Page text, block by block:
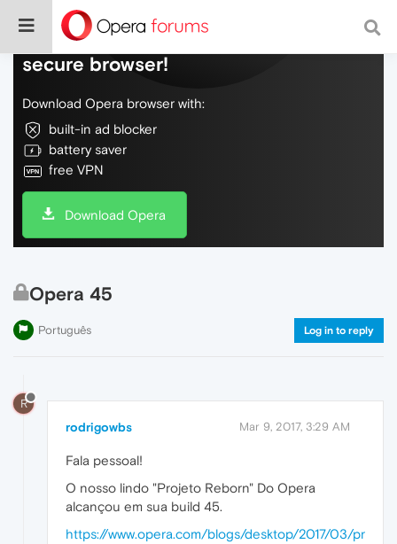
Do more on the web, with a fast and
secure browser!
Download Opera browser with:
built-in ad blocker
battery saver
free VPN
Download Opera
Opera 45
Português Log in to reply
R
rodrigowbs Mar 9, 2017, 3:29 AM
Fala pessoal!
O nosso lindo "Projeto Reborn" Do Opera
alcançou em sua build 45.
https://www.opera.com/blogs/desktop/2017/03/pr